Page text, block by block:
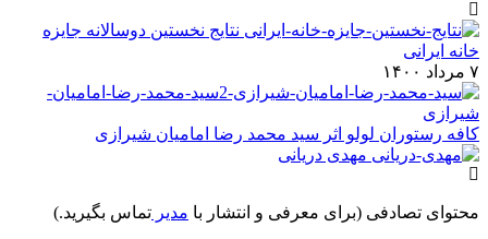
نتایج نخستین دوسالانه جایزه
خانه ایرانی
۷ مرداد ۱۴۰۰
کافه رستوران لولو اثر سید محمد رضا امامیان شیرازی
مهدی دریانی
محتوای تصادفی (برای معرفی و انتشار با مدیر تماس بگیرید.)